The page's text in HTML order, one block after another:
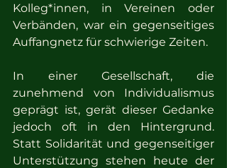
Kolleg*innen, in Vereinen oder
Verbänden, war ein gegenseitiges
Auffangnetz für schwierige Zeiten.
In einer Gesellschaft, die
zunehmend von Individualismus
geprägt ist, gerät dieser Gedanke
jedoch oft in den Hintergrund.
Statt Solidarität und gegenseitiger
Unterstützung stehen heute der